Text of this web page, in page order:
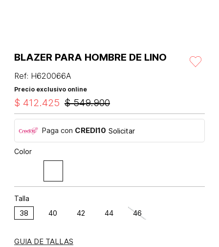
BLAZER PARA HOMBRE DE LINO
Ref: H620066A
Precio exclusivo online
$ 549.900
$ 412.425
Paga con CREDI10 Solicitar
Color
Talla
38 40 42 44 46
GUIA DE TALLAS